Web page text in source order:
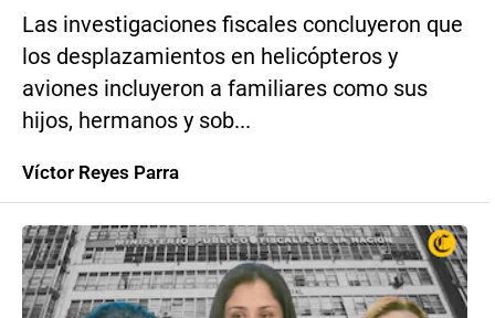
Las investigaciones fiscales concluyeron que
los desplazamientos en helicópteros y
aviones incluyeron a familiares como sus
hijos, hermanos y sob...
Víctor Reyes Parra